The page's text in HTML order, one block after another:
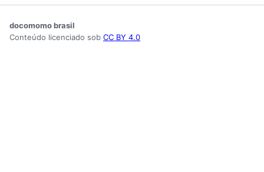
docomomo brasil
Conteúdo licenciado sob CC BY 4.0